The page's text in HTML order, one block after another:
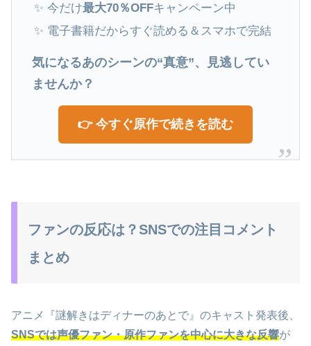
✨ 今だけ最大70％OFFキャンペーン中
✨ 電子書籍だからすぐ読める＆スマホで完結
気になるあのシーンの“真意”、見逃してい
ませんか？
👉 今すぐ原作で続きを読む
ファンの反応は？SNSでの注目コメント
まとめ
アニメ『謎解きはディナーのあとで』のキャスト発表後、
SNSでは声優ファン・原作ファンを中心に大きな反響が